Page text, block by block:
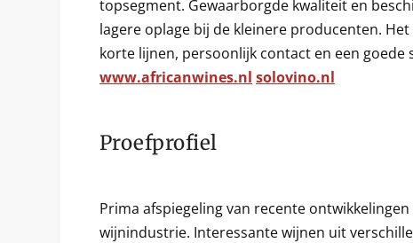
topsegment. Gewaarborgde kwaliteit en
lagere oplage bij de kleinere producenten.
korte lijnen, persoonlijk contact en een
www.africanwines.nl solovino.nl
Proefprofiel
Prima afspiegeling van recente
wijnindustrie. Interessante wijnen uit